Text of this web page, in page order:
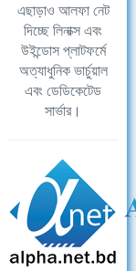
এছাড়াও আলফা নেট
দিচ্ছে লিনাক্স এবং
উইন্ডোস প্লাটফর্মে
অত্যাধুনিক ভার্চুয়াল
এবং ডেডিকেটেড
সার্ভার।